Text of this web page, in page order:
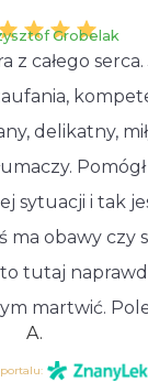
Grobelak
z całego
delikatny,
sytuacji i tak
ma obawy czy
tutaj
martwić.
A.